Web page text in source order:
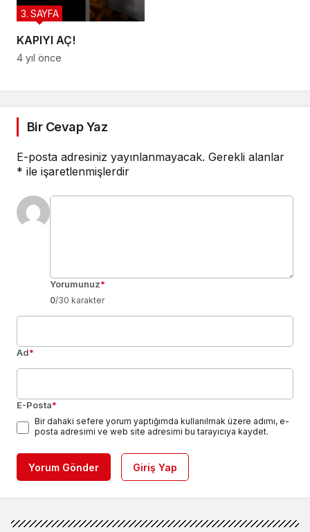
KAPIYI AÇ!
3. SAYFA
4 yıl önce
Bir Cevap Yaz
E-posta adresiniz yayınlanmayacak. Gerekli alanlar
* ile işaretlenmişlerdir
Yorumunuz*
0/30 karakter
Ad*
E-Posta*
Bir dahaki sefere yorum yaptığımda kullanılmak üzere adımı, e-
posta adresimi ve web site adresimi bu tarayıcıya kaydet.
Yorum Gönder Giriş Yap